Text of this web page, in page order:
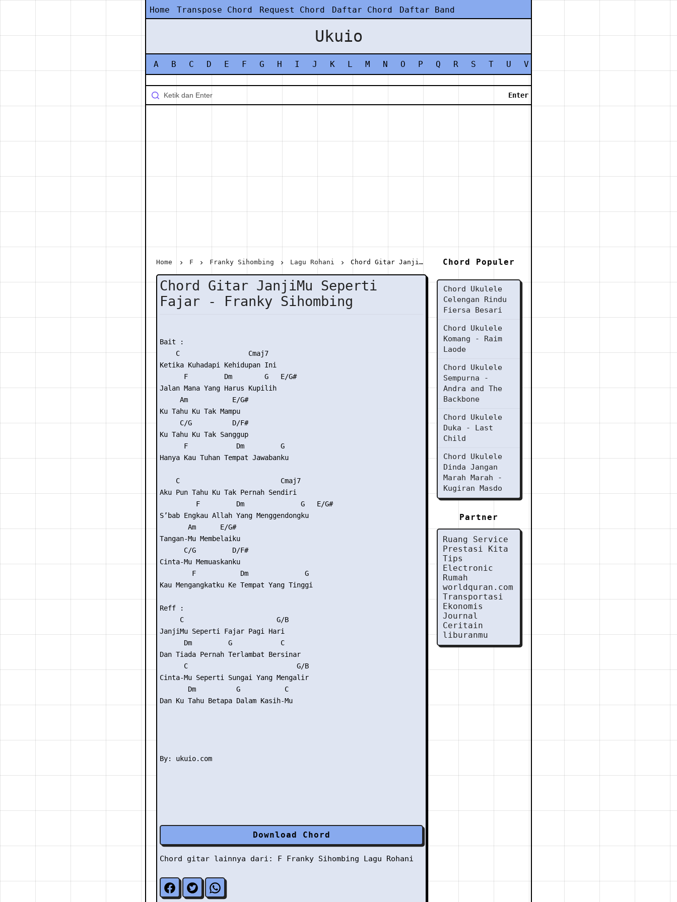
Home Transpose Chord Request Chord Daftar Chord Daftar Band
Ukuio
A B C D E F G H I J K L M N O P Q R S T U V
Home F Franky Sihombing Lagu Rohani Chord Gitar JanjiMu Seperti Fajar - Franky Sihombing
Chord Gitar JanjiMu Seperti
Fajar - Franky Sihombing
Bait :
    C                 Cmaj7
Ketika Kuhadapi Kehidupan Ini
      F         Dm        G   E/G#
Jalan Mana Yang Harus Kupilih
     Am           E/G#
Ku Tahu Ku Tak Mampu
     C/G          D/F#
Ku Tahu Ku Tak Sanggup
      F            Dm         G
Hanya Kau Tuhan Tempat Jawabanku
    C                         Cmaj7
Aku Pun Tahu Ku Tak Pernah Sendiri
         F         Dm              G   E/G#
S’bab Engkau Allah Yang Menggendongku
       Am      E/G#
Tangan-Mu Membelaiku
      C/G         D/F#
Cinta-Mu Memuaskanku
        F           Dm              G
Kau Mengangkatku Ke Tempat Yang Tinggi
Reff :
     C                       G/B
JanjiMu Seperti Fajar Pagi Hari
      Dm         G            C
Dan Tiada Pernah Terlambat Bersinar
      C                           G/B
Cinta-Mu Seperti Sungai Yang Mengalir
       Dm          G           C
Dan Ku Tahu Betapa Dalam Kasih-Mu
Download Chord
Chord gitar lainnya dari: F Franky Sihombing Lagu Rohani
Chord Populer
Chord Ukulele
Celengan Rindu
Fiersa Besari
Chord Ukulele
Komang - Raim
Laode
Chord Ukulele
Sempurna -
Andra and The
Backbone
Chord Ukulele
Duka - Last
Child
Chord Ukulele
Dinda Jangan
Marah Marah -
Kugiran Masdo
Partner
Ruang Service
Prestasi Kita
Tips
Electronic
Rumah
worldquran.com
Transportasi
Ekonomis
Journal
Ceritain
liburanmu